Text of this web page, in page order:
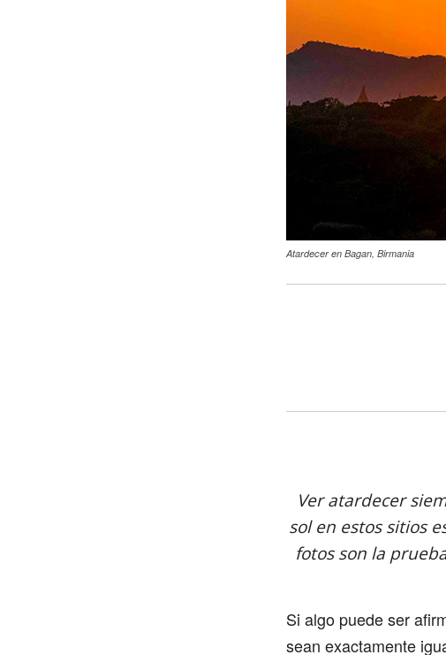
Atardecer en Bagan, Birmania
Ver atardecer
sol en estos sitios
fotos son la
Si algo puede ser
sean exactamente